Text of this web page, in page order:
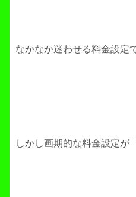
なかなか迷わせる料金設定
しかし画期的な料金設定が